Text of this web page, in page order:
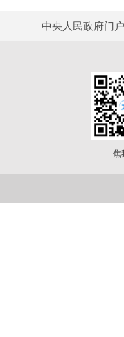
中央人民政府门
焦